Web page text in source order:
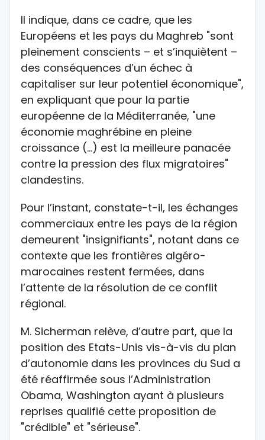
Il indique, dans ce cadre, que les
Européens et les pays du Maghreb "sont
pleinement conscients – et s’inquiètent –
des conséquences d’un échec à
capitaliser sur leur potentiel économique",
en expliquant que pour la partie
européenne de la Méditerranée, "une
économie maghrébine en pleine
croissance (…) est la meilleure panacée
contre la pression des flux migratoires"
clandestins.
Pour l’instant, constate-t-il, les échanges
commerciaux entre les pays de la région
demeurent "insignifiants", notant dans ce
contexte que les frontières algéro-
marocaines restent fermées, dans
l’attente de la résolution de ce conflit
régional.
M. Sicherman relève, d’autre part, que la
position des Etats-Unis vis-à-vis du plan
d’autonomie dans les provinces du Sud a
été réaffirmée sous l’Administration
Obama, Washington ayant à plusieurs
reprises qualifié cette proposition de
"crédible" et "sérieuse".